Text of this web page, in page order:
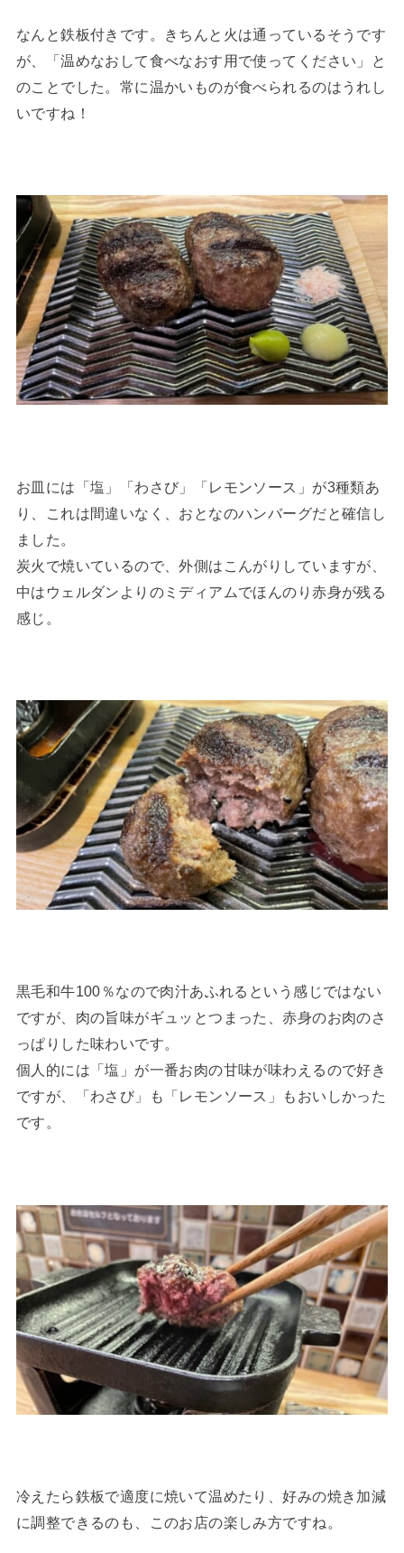
なんと鉄板付きです。きちんと火は通っているそうです
が、「温めなおして食べなおす用で使ってください」と
のことでした。常に温かいものが食べられるのはうれし
いですね！
お皿には「塩」「わさび」「レモンソース」が3種類あ
り、これは間違いなく、おとなのハンバーグだと確信し
ました。
炭火で焼いているので、外側はこんがりしていますが、
中はウェルダンよりのミディアムでほんのり赤身が残る
感じ。
黒毛和牛100％なので肉汁あふれるという感じではない
ですが、肉の旨味がギュッとつまった、赤身のお肉のさ
っぱりした味わいです。
個人的には「塩」が一番お肉の甘味が味わえるので好き
ですが、「わさび」も「レモンソース」もおいしかった
です。
冷えたら鉄板で適度に焼いて温めたり、好みの焼き加減
に調整できるのも、このお店の楽しみ方ですね。